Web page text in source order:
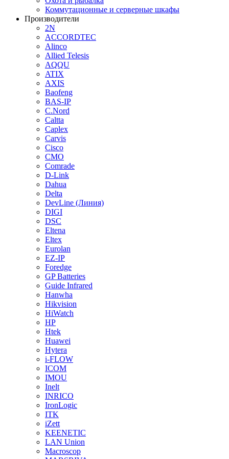
Коммутационные и серверные шкафы
Производители
2N
ACCORDTEC
Alinco
Allied Telesis
AQQU
ATIX
AXIS
Baofeng
BAS-IP
C.Nord
Caltta
Caplex
Carvis
Cisco
CMO
Comrade
D-Link
Dahua
Delta
DevLine (Линия)
DIGI
DSC
Eltena
Eltex
Eurolan
EZ-IP
Foredge
GP Batteries
Guide Infrared
Hanwha
Hikvision
HiWatch
HP
Htek
Huawei
Hytera
i-FLOW
ICOM
IMOU
Inelt
INRICO
IronLogic
ITK
iZett
KEENETIC
LAN Union
Macroscop